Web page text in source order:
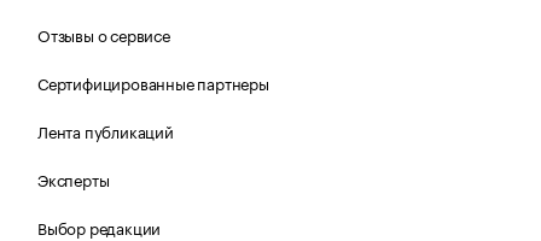
Отзывы о сервисе
Сертифицированные партнеры
Лента публикаций
Эксперты
Выбор редакции